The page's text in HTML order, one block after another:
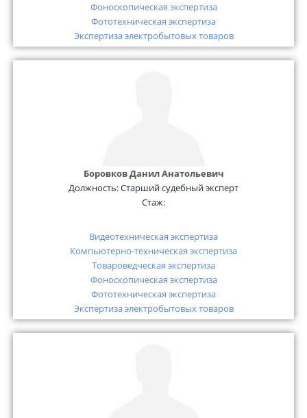
Фоноскопическая экспертиза
Фототехническая экспертиза
Экспертиза электробытовых товаров
Боровков Данил Анатольевич
Должность:Старший судебный эксперт
Стаж:
Видеотехническая экспертиза
Компьютерно-техническая экспертиза
Товароведческая экспертиза
Фоноскопическая экспертиза
Фототехническая экспертиза
Экспертиза электробытовых товаров